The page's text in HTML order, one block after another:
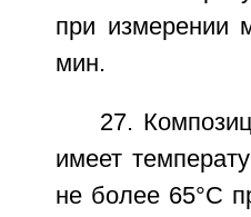
при измерении
мин.
27.
имеет
не более 65°C